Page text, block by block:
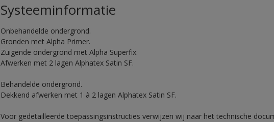
Systeeminformatie
Onbehandelde ondergrond.
Gronden met Alpha Primer.
Zuigende ondergrond met Alpha Superfix.
Afwerken met 2 lagen Alphatex Satin SF.
Behandelde ondergrond.
Dekkend afwerken met 1 à 2 lagen Alphatex Satin SF.
Voor gedetailleerde toepassingsinstructies verwijzen wij naar het technische